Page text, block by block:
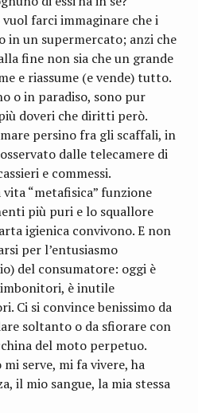
farci immaginare che i
in un supermercato; anzi che
fine non sia che un grande
e riassume (e vende) tutto.
o in paradiso, sono pur
doveri che diritti però.
persino fra gli scaffali, in
dalle telecamere di
e commessi.
“metafisica” funzione
più puri e lo squallore
igienica convivono. E non
per l’entusiasmo
del consumatore: oggi è
è inutile
Ci si convince benissimo da
soltanto o da sfiorare con
del moto perpetuo.
serve, mi fa vivere, ha
il mio sangue, la mia stessa